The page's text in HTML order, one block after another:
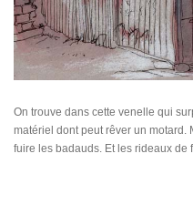
On trouve dans cette venelle qui
matériel dont peut rêver un motard.
fuire les badauds. Et les rideaux de